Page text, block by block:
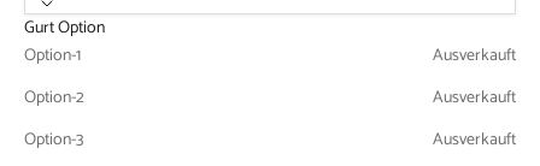
Gurt Option
Option-1
Ausverkauft
Option-2
Ausverkauft
Option-3
Ausverkauft